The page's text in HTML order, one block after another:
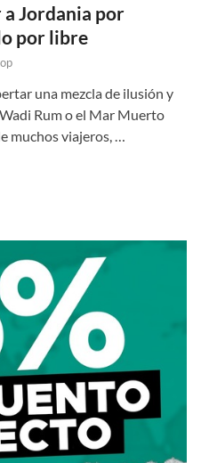
Jordania por
por libre
una mezcla de ilusión y
Rum o el Mar Muerto
muchos viajeros, …